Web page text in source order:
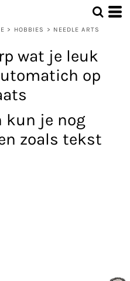
> HOBBIES > NEEDLE ARTS
wat je leuk
op
kun je nog
zoals tekst